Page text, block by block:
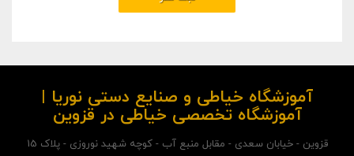
آموزشگاه خیاطی و صنایع دستی نوریا |
آموزشگاه تخصصی خیاطی در قزوین
قزوین - خیابان سعدی - مقابل منبع آب - کوچه شهید نوروزی - پلاک 15